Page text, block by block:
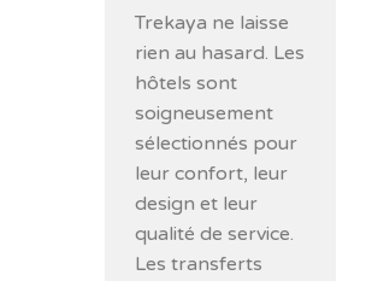
Trekaya ne laisse
rien au hasard. Les
hôtels sont
soigneusement
sélectionnés pour
leur confort, leur
design et leur
qualité de service.
Les transferts